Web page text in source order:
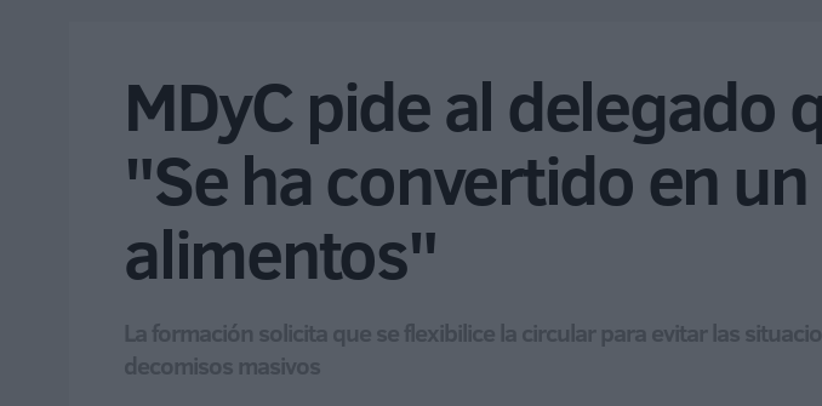
MDyC pide al delegado
"Se ha convertido en
alimentos"
La formación solicita que se flexibilice la circular para evitar las
decomisos masivos